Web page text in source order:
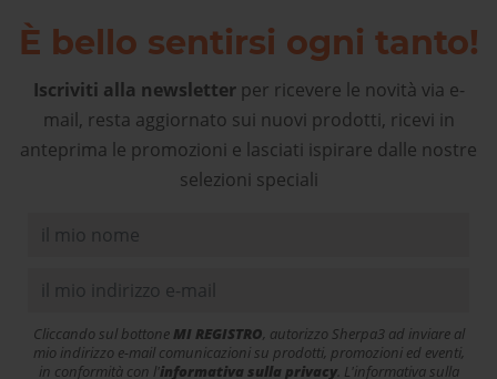
È bello sentirsi ogni tanto!
Iscriviti alla newsletterper ricevere le novità via e-
mail, resta aggiornato sui nuovi prodotti, ricevi in
anteprima le promozioni e lasciati ispirare dalle nostre
selezioni speciali
Cliccando sul bottoneMI REGISTRO, autorizzo Sherpa3 ad inviare al
mio indirizzo e-mail comunicazioni su prodotti, promozioni ed eventi,
in conformità con l'informativa sulla privacy. L'informativa sulla